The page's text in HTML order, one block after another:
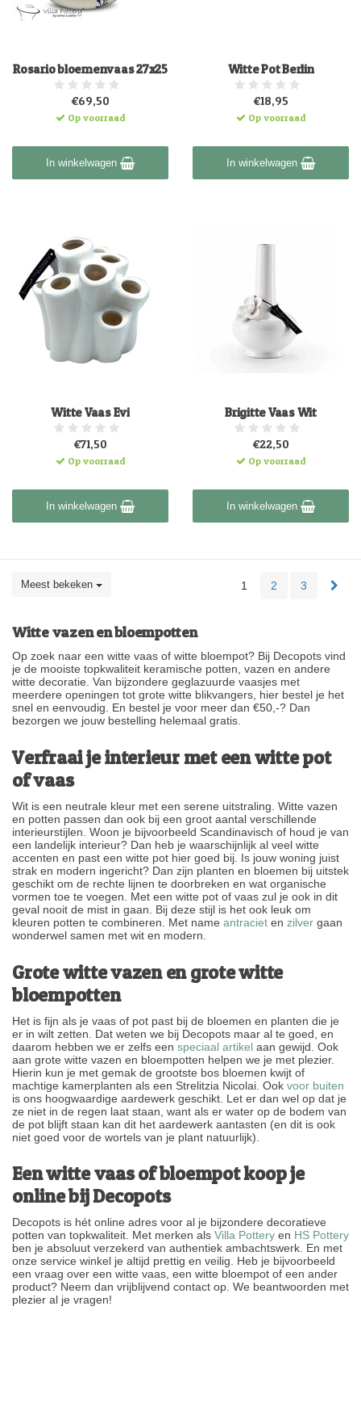
Rosario bloemenvaas 27x25
€69,50
Op voorraad
In winkelwagen
Witte Pot Berlin
€18,95
Op voorraad
In winkelwagen
Witte Vaas Evi
€71,50
Op voorraad
In winkelwagen
Brigitte Vaas Wit
€22,50
Op voorraad
In winkelwagen
Meest bekeken 1 2 3
Witte vazen en bloempotten
Op zoek naar een witte vaas of witte bloempot? Bij Decopots vind
je de mooiste topkwaliteit keramische potten, vazen en andere
witte decoratie. Van bijzondere geglazuurde vaasjes met
meerdere openingen tot grote witte blikvangers, hier bestel je het
snel en eenvoudig. En bestel je voor meer dan €50,-? Dan
bezorgen we jouw bestelling helemaal gratis.
Verfraai je interieur met een witte pot
of vaas
Wit is een neutrale kleur met een serene uitstraling. Witte vazen
en potten passen dan ook bij een groot aantal verschillende
interieurstijlen. Woon je bijvoorbeeld Scandinavisch of houd je van
een landelijk interieur? Dan heb je waarschijnlijk al veel witte
accenten en past een witte pot hier goed bij. Is jouw woning juist
strak en modern ingericht? Dan zijn planten en bloemen bij uitstek
geschikt om de rechte lijnen te doorbreken en wat organische
vormen toe te voegen. Met een witte pot of vaas zul je ook in dit
geval nooit de mist in gaan. Bij deze stijl is het ook leuk om
kleuren potten te combineren. Met name antraciet en zilver gaan
wonderwel samen met wit en modern.
Grote witte vazen en grote witte
bloempotten
Het is fijn als je vaas of pot past bij de bloemen en planten die je
er in wilt zetten. Dat weten we bij Decopots maar al te goed, en
daarom hebben we er zelfs een speciaal artikel aan gewijd. Ook
aan grote witte vazen en bloempotten helpen we je met plezier.
Hierin kun je met gemak de grootste bos bloemen kwijt of
machtige kamerplanten als een Strelitzia Nicolai. Ook voor buiten
is ons hoogwaardige aardewerk geschikt. Let er dan wel op dat je
ze niet in de regen laat staan, want als er water op de bodem van
de pot blijft staan kan dit het aardewerk aantasten (en dit is ook
niet goed voor de wortels van je plant natuurlijk).
Een witte vaas of bloempot koop je
online bij Decopots
Decopots is hét online adres voor al je bijzondere decoratieve
potten van topkwaliteit. Met merken als Villa Pottery en HS Pottery
ben je absoluut verzekerd van authentiek ambachtswerk. En met
onze service winkel je altijd prettig en veilig. Heb je bijvoorbeeld
een vraag over een witte vaas, een witte bloempot of een ander
product? Neem dan vrijblijvend contact op. We beantwoorden met
plezier al je vragen!